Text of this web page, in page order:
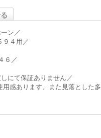
ン／
９４用／
６／
にて保証ありません／
用感あります、また見落とした